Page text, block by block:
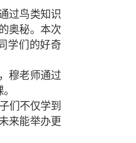
过鸟类知识
奥秘。 本次
学们的好奇
穆老师通过
们不仅学到
来能举办更